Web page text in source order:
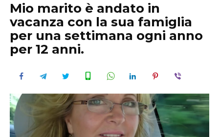
Mio marito è andato in
vacanza con la sua famiglia
per una settimana ogni anno
per 12 anni.